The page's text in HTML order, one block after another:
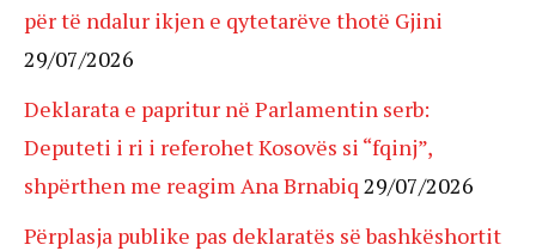
për të ndalur ikjen e qytetarëve thotë Gjini
29/07/2026
Deklarata e papritur në Parlamentin serb:
Deputeti i ri i referohet Kosovës si “fqinj”,
shpërthen me reagim Ana Brnabiq 29/07/2026
Përplasja publike pas deklaratës së bashkëshortit